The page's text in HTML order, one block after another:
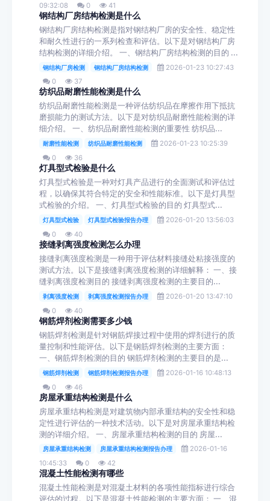
09:32:08
0 41
钢结构厂房结构检测是什么
钢结构厂房结构检测是指对钢结构厂房的安全性、稳定性
和耐久性进行的一系列检查和评估。以下是对钢结构厂房
结构检测的详细介绍。 一、钢结构厂房结构检测的目的 ...
钢结构厂房检测 钢结构厂房结构检测
2026-01-23 10:27:43
0
37
纺织品耐磨性能检测是什么
纺织品耐磨性能检测是一种评估纺织品在摩擦作用下抵抗
磨损能力的测试方法。以下是对纺织品耐磨性能检测的详
细介绍。 一、纺织品耐磨性能检测的重要性 纺织品...
耐磨性能检测 纺织品耐磨性能检测
2026-01-23 10:25:39
0
36
灯具型式检验是什么
灯具型式检验是一种对灯具产品进行的全面测试和评估过
程，以确保其符合特定的安全和性能标准。以下是灯具型
式检验的介绍。 一、灯具型式检验的目的 灯具型式...
灯具型式检验 灯具型式检验报告办理
2026-01-20 13:56:03
0
40
接缝剥离强度检测怎么办理
接缝剥离强度检测是一种用于评估材料接缝处粘接强度的
测试方法。以下是接缝剥离强度检测的详细解释： 一、接
缝剥离强度检测目的 接缝剥离强度检测的主要目的...
剥离强度检测 剥离强度检测报告办理
2026-01-20 13:47:10
0
40
钢筋焊剂检测需要多少钱
钢筋焊剂检测是针对钢筋焊接过程中使用的焊剂进行的质
量控制和性能评估。以下是钢筋焊剂检测的主要方面：
一、钢筋焊剂检测的目的 钢筋焊剂检测的主要目的是...
钢筋焊剂检测 钢筋焊剂检测报告办理
2026-01-16 10:48:13
0
46
房屋承重结构检测是什么
房屋承重结构检测是对建筑物内部承重结构的安全性和稳
定性进行评估的一种技术活动。以下是对房屋承重结构检
测的详细介绍。 一、房屋承重结构检测的目的 房屋...
房屋承重结构检测 房屋承重结构检测报告办理
2026-01-16
10:45:33
0 42
混凝土性能检测有哪些
混凝土性能检测是对混凝土材料的各项性能指标进行综合
评估的过程。以下是混凝土性能检测的主要方面： 一、混